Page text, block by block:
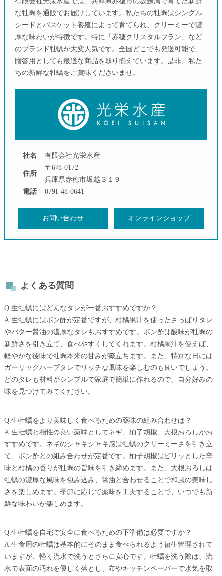
な牡蠣を通販でお届けしています。私たちの牡蠣はシングル
シードとバスケット養殖によって育てられ、クリーミーで濃
厚な味わいが特徴です。特に「赤穂クリスタルブラン」など
のブランド牡蠣が大変人気です。全国どこでも発送可能で、
贈答用としても最適な商品を取り揃えています。是非、私た
ちの新鮮な牡蠣をご賞味くださいませ。
社名 有限会社光栄水産
住所
〒678-0172
兵庫県赤穂市坂越３１９
電話
0791-48-0641
お問い合わせ オンラインショップ
よくある質問
Q.生牡蠣にはどんなタレが一番おすすめですか？
A.生牡蠣にはポン酢が定番ですが、柑橘果汁を使ったさっぱりタレ
やバター醤油の濃厚なタレもおすすめです。ポン酢は酸味が牡蠣の
新鮮さを引き立て、食べやすくしてくれます。柑橘果汁を使えば、
軽やかな後味で牡蠣本来の甘みが際立ちます。また、特別な日には
ガーリックハーブタレでリッチな風味を楽しむのも良いでしょう。
どのタレも材料がシンプルで家庭で簡単に作れるので、自分好みの
味を見つけてみてください。
Q.生牡蠣をより美味しく食べるための薬味の組み合わせは？
A.生牡蠣と相性の良い薬味としてネギ、柚子胡椒、大根おろしがお
すすめです。ネギのシャキシャキ感は牡蠣のクリーミーさを引き立
て、ポン酢との組み合わせが定番です。柚子胡椒はピリッとした辛
味と柑橘の香りが牡蠣の旨味を引き締めます。また、大根おろしは
牡蠣の濃厚な風味を包み込み、醤油と合わせることで和風の美味し
さを楽しめます。季節に応じて薬味を工夫することで、いつでも新
鮮な味わいが楽しめます。
Q.生牡蠣を自宅で安全に食べるための下準備は必要ですか？
A.生食用の牡蠣は基本的にそのまま食べられるよう衛生管理されて
いますが、軽く流水で洗うとさらに安心です。牡蠣を洗う際は、流
水で表面の汚れを優しく落とし、布やキッチンペーパーで水気を取